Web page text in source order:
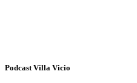
Podcast Villa Vicio